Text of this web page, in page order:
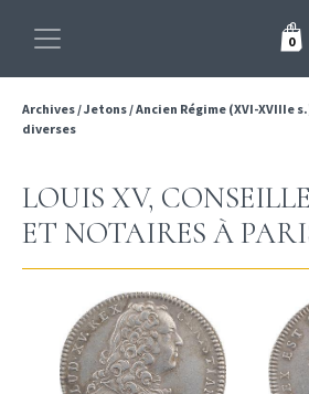
0
Archives/Jetons/Ancien Régime (XVI-XVIIIe
diverses
LOUIS XV,
ET NOTAIRES À